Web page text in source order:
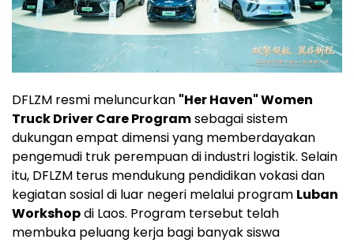
DFLZM resmi meluncurkan "Her Haven" Women
Truck Driver Care Programsebagai sistem
dukungan empat dimensi yang memberdayakan
pengemudi truk perempuan di industri logistik. Selain
itu, DFLZM terus mendukung pendidikan vokasi dan
kegiatan sosial di luar negeri melalui program Luban
Workshopdi Laos. Program tersebut telah
membuka peluang kerja bagi banyak siswa